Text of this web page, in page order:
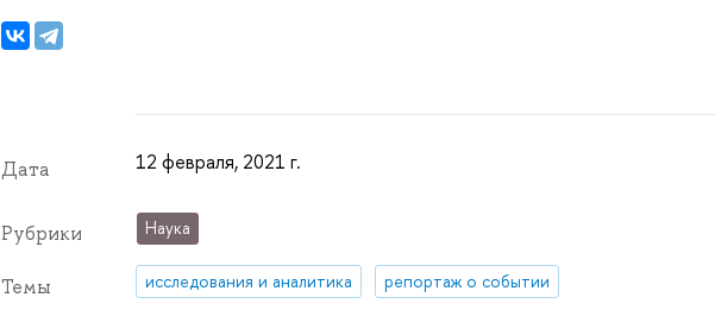
Дата 12 февраля, 2021 г.
Рубрики Наука
Темы исследования и аналитика репортаж о событии